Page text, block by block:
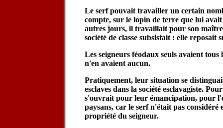
Le serf pouvait travailler un certain
compte, sur le lopin de terre que lui
autres jours, il travaillait pour son
société de classe subsistait : elle reposait
Les seigneurs féodaux seuls avaient tous
n'en avaient aucun.
Pratiquement, leur situation se
esclaves dans la société esclavagiste.
s'ouvrait pour leur émancipation, pour
paysans, car le serf n'était pas considéré
propriété du seigneur.